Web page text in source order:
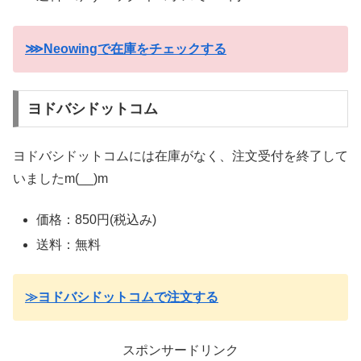
⋙Neowingで在庫をチェックする
ヨドバシドットコム
ヨドバシドットコムには在庫がなく、注文受付を終了して
いましたm(__)m
価格：850円 (税込み)
送料：無料
≫ヨドバシドットコムで注文する
スポンサードリンク